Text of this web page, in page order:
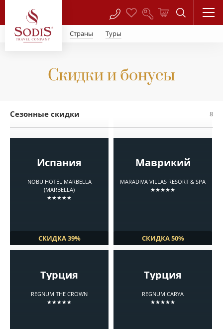
Страны Туры
Скидки и бонусы
Сезонные скидки 8
Испания
NOBU HOTEL MARBELLA
(MARBELLA)
★★★★★
СКИДКА 39%
Маврикий
MARADIVA VILLAS RESORT & SPA
★★★★★
СКИДКА 50%
Турция
REGNUM THE CROWN
★★★★★
Турция
REGNUM CARYA
★★★★★